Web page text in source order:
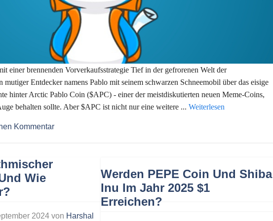
einer brennenden Vorverkaufsstrategie Tief in der gefrorenen Welt der
Entdecker namens Pablo mit seinem schwarzen Schneemobil über das eisige
hinter Arctic Pablo Coin ($APC) - einer der meistdiskutierten neuen Meme-Coins,
behalten sollte. Aber $APC ist nicht nur eine weitere ... Weiterlesen
Kommentar
Werden PEPE Coin Und Shiba
Inu Im Jahr 2025 $1
Erreichen?
Wie
2024 von Harshal